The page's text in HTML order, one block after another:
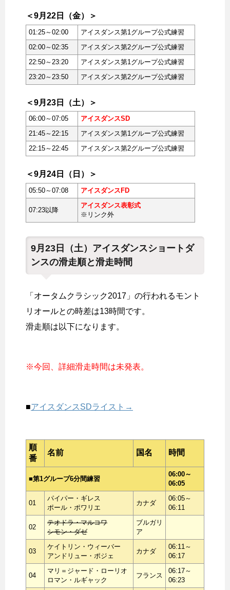
＜9月22日（金）＞
01:25～02:00
アイスダンス第1グループ公式練習
02:00～02:35
アイスダンス第2グループ公式練習
22:50～23:20
アイスダンス第1グループ公式練習
23:20～23:50
アイスダンス第2グループ公式練習
＜9月23日（土）＞
06:00～07:05
アイスダンスSD
21:45～22:15
アイスダンス第1グループ公式練習
22:15～22:45
アイスダンス第2グループ公式練習
＜9月24日（日）＞
05:50～07:08 アイスダンスFD
07:23以降
アイスダンス表彰式
※リンク外
9月23日（土）アイスダンスショートダ
ンスの滑走順と滑走時間
「オータムクラシック2017」の行われるモント
リオールとの時差は13時間です。
滑走順は以下になります。
※今回、詳細滑走時間は未発表。
■アイスダンスSDライスト→
順
番
名前 国名 時間
■第1グループ6分間練習
06:00～
06:05
01
パイパー・ギレス
ポール・ポワリエ
カナダ
06:05～
06:11
02
テオドラ・マルコワ
シモン・ダゼ
ブルガリ
ア
03
ケイトリン・ウィーバー
アンドリュー・ポジェ
カナダ
06:11～
06:17
04
マリ＝ジャード・ローリオ
ロマン・ルギャック
フランス
06:17～
06:23